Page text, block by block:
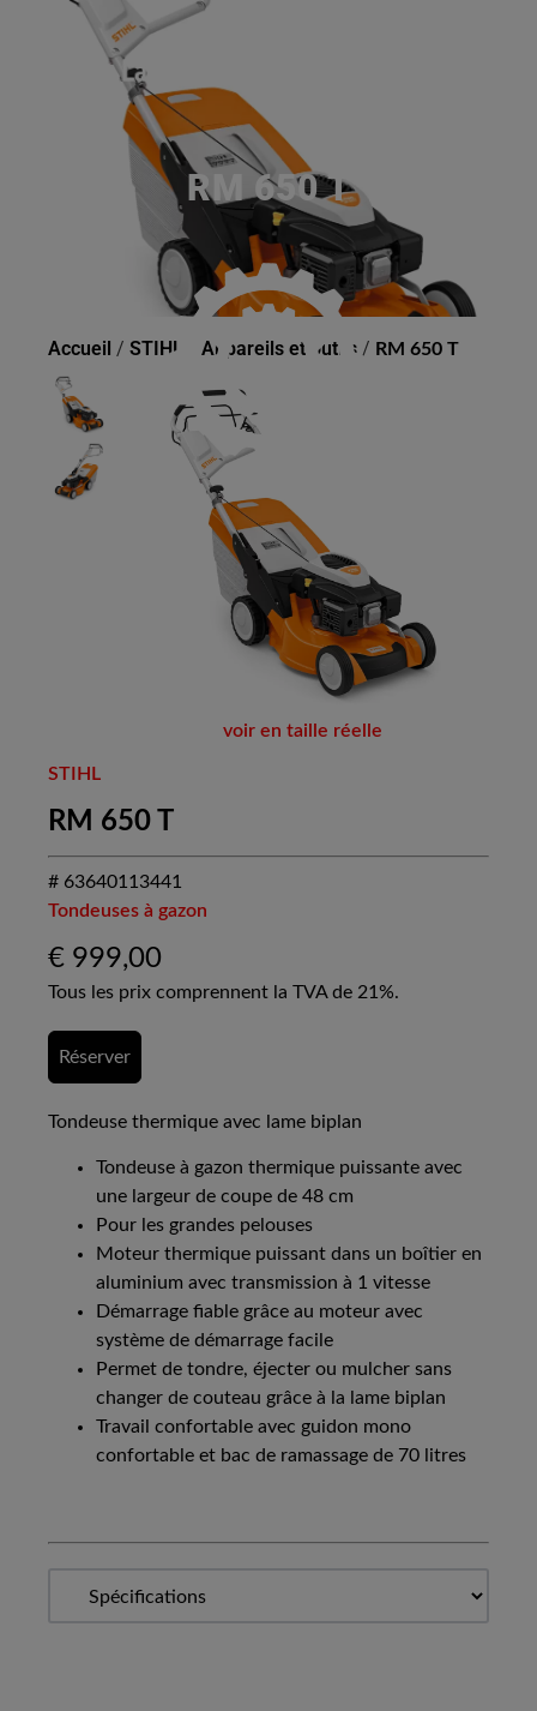
RM 650 T
Accueil / STIHL Appareils et outils / RM 650 T
voir en taille réelle
STIHL
RM 650 T
# 63640113441
Tondeuses à gazon
€ 999,00
Tous les prix comprennent la TVA de 21%.
Réserver
Tondeuse thermique avec lame biplan
Tondeuse à gazon thermique puissante avec
une largeur de coupe de 48 cm
Pour les grandes pelouses
Moteur thermique puissant dans un boîtier en
aluminium avec transmission à 1 vitesse
Démarrage fiable grâce au moteur avec
système de démarrage facile
Permet de tondre, éjecter ou mulcher sans
changer de couteau grâce à la lame biplan
Travail confortable avec guidon mono
confortable et bac de ramassage de 70 litres